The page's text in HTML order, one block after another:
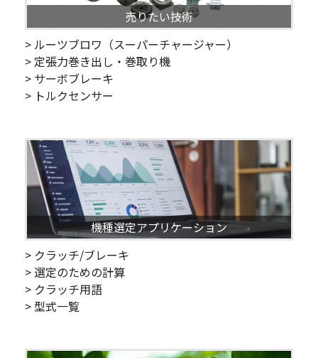
売りたい技術
> ルーツブロワ（スーパーチャージャー）
> 定張力巻き出し・巻取り機
> サーボブレーキ
> トルクセンサー
機種選定アプリケーション
> クラッチ/ブレーキ
> 選定のための計算
> クラッチ用語
> 型式一覧